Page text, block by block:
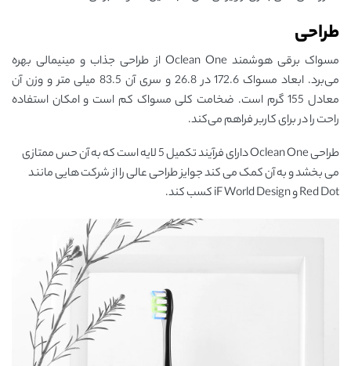
طراحی
مسواک برقی هوشمند Oclean One از طراحی جذاب و مینیمالی بهره
می‌برد. ابعاد مسواک 172.6 در 26.8 و سری آن 83.5 میلی متر و وزن آن
معادل 155 گرم است. ضخامت کلی مسواک کم است و امکان استفاده
راحت را در برای کاربر فراهم می‌کند.
طراحی Oclean One دارای فرآیند تکمیل 5 لایه است که به آن حس ممتازی
می بخشد و به آن کمک می کند جوایز طراحی عالی را از شرکت هایی مانند
Red Dot و iF World Design کسب کند.